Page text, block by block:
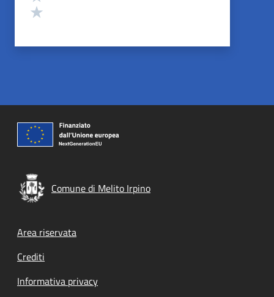
Comune di Melito Irpino
Footer menu
Area riservata
Crediti
Informativa privacy